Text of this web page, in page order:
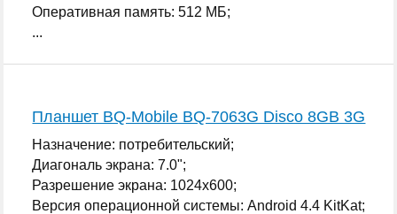
Оперативная память: 512 МБ;
...
Планшет BQ-Mobile BQ-7063G Disco 8GB 3G
Назначение: потребительский;
Диагональ экрана: 7.0";
Разрешение экрана: 1024x600;
Версия операционной системы: Android 4.4 KitKat;